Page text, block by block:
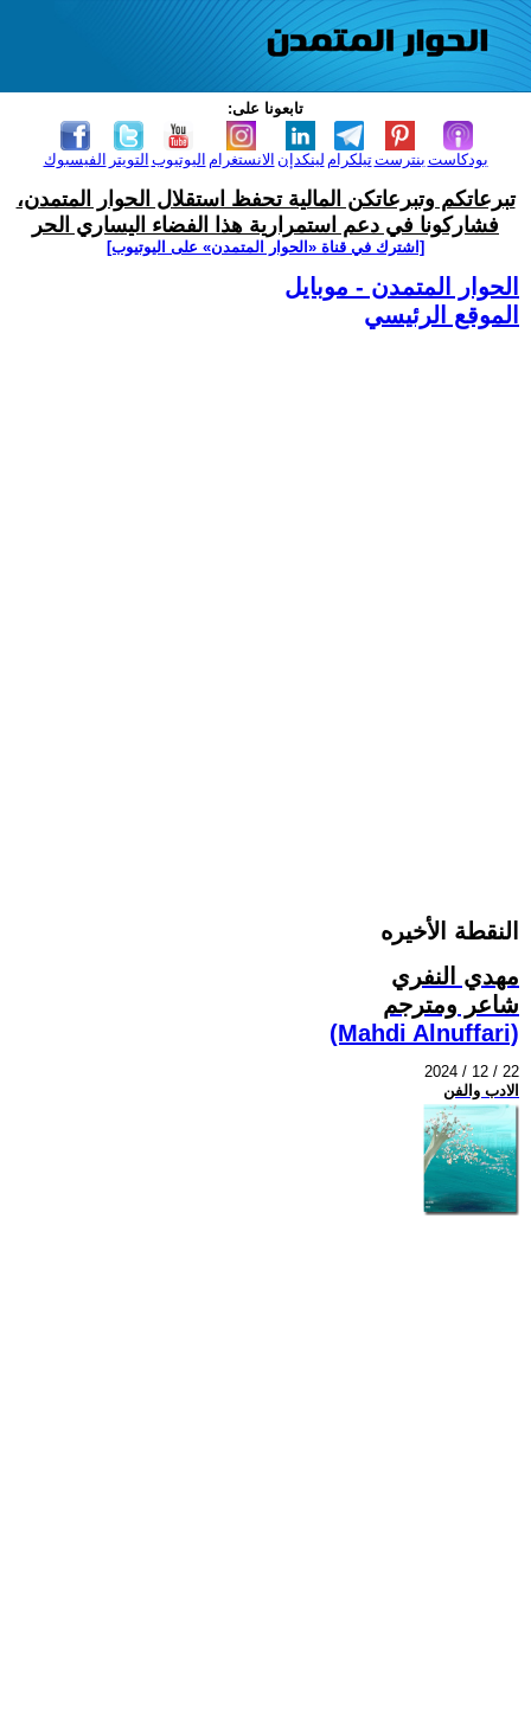
تابعونا على:
الفيسبوك التويتر اليوتيوب الانستغرام لينكدإن تيلكرامبنترست بودكاست
تبرعاتكم وتبرعاتكن المالية تحفظ استقلال الحوار المتمدن،
فشاركونا في دعم استمرارية هذا الفضاء اليساري الحر
[اشترك في قناة ‫«الحوار المتمدن» على اليوتيوب]
الحوار المتمدن - موبايل
الموقع الرئيسي
النقطة الأخيره
مهدي النفري
شاعر ومترجم
(Mahdi Alnuffari)
2024 / 12 / 22
الادب والفن